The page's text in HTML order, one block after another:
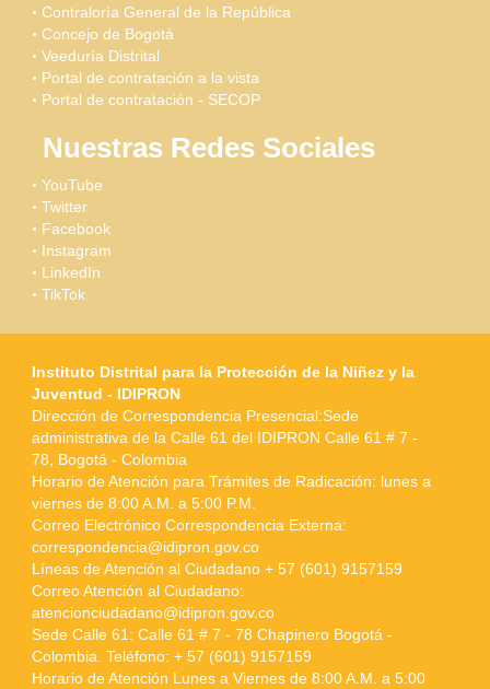
Contraloría General de la República
Concejo de Bogotá
Veeduría Distrital
Portal de contratación a la vista
Portal de contratación - SECOP
Nuestras Redes Sociales
YouTube
Twitter
Facebook
Instagram
LinkedIn
TikTok
Instituto Distrital para la Protección de la Niñez y la
Juventud - IDIPRON
Dirección de Correspondencia Presencial:Sede
administrativa de la Calle 61 del IDIPRON Calle 61 # 7 -
78, Bogotá - Colombia
Horario de Atención para Trámites de Radicación: lunes a
viernes de 8:00 A.M. a 5:00 P.M.
Correo Electrónico Correspondencia Externa:
correspondencia@idipron.gov.co
Líneas de Atención al Ciudadano + 57 (601) 9157159
Correo Atención al Ciudadano:
atencionciudadano@idipron.gov.co
Sede Calle 61: Calle 61 # 7 - 78 Chapinero Bogotá -
Colombia. Teléfono: + 57 (601) 9157159
Horario de Atención Lunes a Viernes de 8:00 A.M. a 5:00